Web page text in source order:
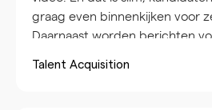
graag even binnenkijken voor
Daarnaast worden berichten
het bereik. Belangrijke
Talent Acquisition